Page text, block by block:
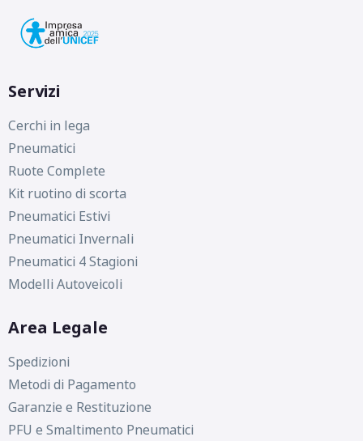
Servizi
Cerchi in lega
Pneumatici
Ruote Complete
Kit ruotino di scorta
Pneumatici Estivi
Pneumatici Invernali
Pneumatici 4 Stagioni
Modelli Autoveicoli
Area Legale
Spedizioni
Metodi di Pagamento
Garanzie e Restituzione
PFU e Smaltimento Pneumatici